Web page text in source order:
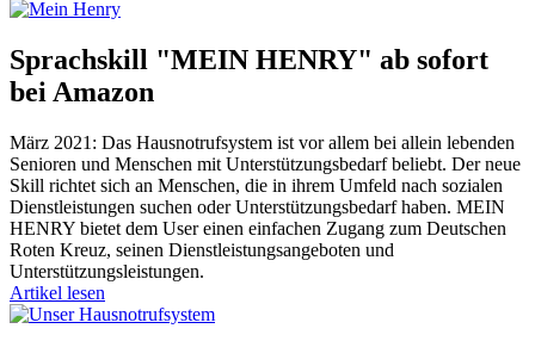
Sprachskill "MEIN HENRY" ab sofort
bei Amazon
März 2021: Das Hausnotrufsystem ist vor allem bei allein lebenden
Senioren und Menschen mit Unterstützungsbedarf beliebt. Der neue
Skill richtet sich an Menschen, die in ihrem Umfeld nach sozialen
Dienstleistungen suchen oder Unterstützungsbedarf haben. MEIN
HENRY bietet dem User einen einfachen Zugang zum Deutschen
Roten Kreuz, seinen Dienstleistungsangeboten und
Unterstützungsleistungen.
Artikel lesen